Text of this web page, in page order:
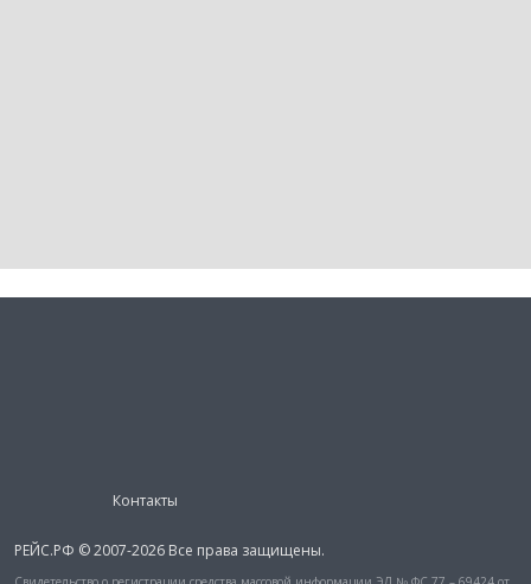
Контакты
РЕЙС.РФ © 2007-2026 Все права защищены.